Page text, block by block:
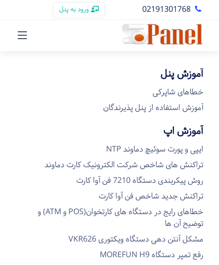
02191301768 ورود به پنل
آموزش پنل
خطاهای شاپرکی
آموزش استفاده از پنل پذیرندگان
آموزش اپ
ایپی و پورت سوئیچ دماوند NTP
تراکنش های شاخص شرکت الکترونیک کارت دماوند
روش پیکربندی دستگاه 7210 فن آوا کارت
تراکنش جدید شاخص فن آوا کارت
خطاهای رایج در دستگاه های کارتخوان(POS و ATM) و
توضیح آن ها
مشکل آنتن دهی دستگاه ویکتوری VKR626
رفع تمپر دستگاه MOREFUN H9